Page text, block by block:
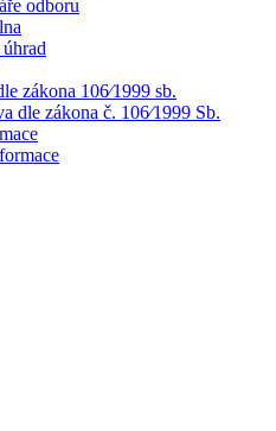
odboru
zákona 106⁄1999 sb.
dle zákona č. 106⁄1999 Sb.